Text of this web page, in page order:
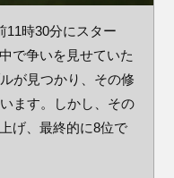
11時30分にスター
で争いを見せていた
が見つかり、その修
ます。しかし、その
げ、最終的に8位で